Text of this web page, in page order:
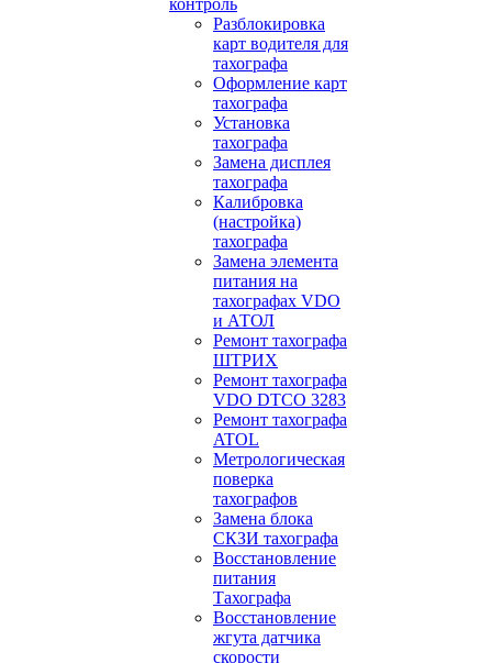
контроль
Разблокировка
карт водителя для
тахографа
Оформление карт
тахографа
Установка
тахографа
Замена дисплея
тахографа
Калибровка
(настройка)
тахографа
Замена элемента
питания на
тахографах VDO
и АТОЛ
Ремонт тахографа
ШТРИХ
Ремонт тахографа
VDO DTCO 3283
Ремонт тахографа
ATOL
Метрологическая
поверка
тахографов
Замена блока
СКЗИ тахографа
Восстановление
питания
Тахографа
Восстановление
жгута датчика
скорости